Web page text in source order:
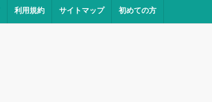
利用規約 サイトマップ 初めての方